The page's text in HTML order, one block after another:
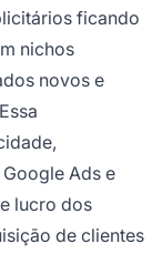
ficando
nichos
novos e
Ads e
lucro dos
de clientes